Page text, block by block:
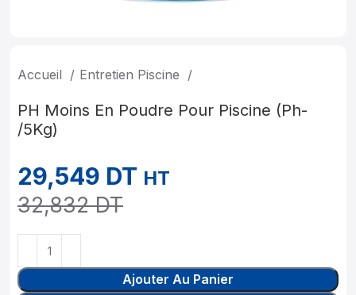
Accueil Entretien Piscine
PH Moins En Poudre Pour Piscine (Ph-
/5Kg)
29,549 DT HT
32,832DT
Ajouter Au Panier